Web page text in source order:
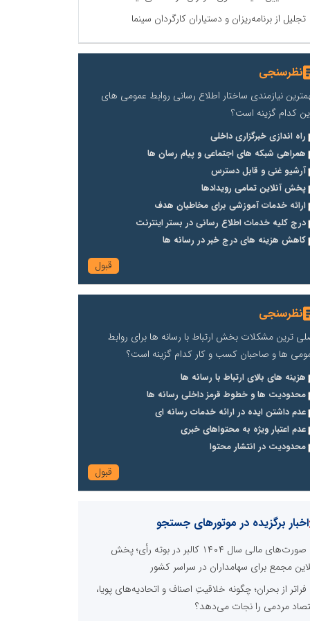
تجلیل از برنامه‌ریزان و دستیاران کارگردان سینما
نظرسنجی
نیازمندی ساختار اطلاع رسانی روابط عمومی های
کدام گزینه است؟
راه اندازی خبرگزاری داخلی
همراهی شبکه های اجتماعی و پیام رسان ها
آرشیو غنی و قابل دسترس
پخش آنلاین تمامی رویدادها
ارائه خدمات آموزشی برای مخاطیان هدف
درج کلیه خدمات اطلاع رسانی در بستر اینترنت
کاهش هزینه های درج خبر در رسانه ها
نظرسنجی
ترین مشکلات بخش ارتباط با رسانه ها برای روابط
ها و صاحبان کسب و کار کدام گزینه است؟
هزینه های بالای ارتباط با رسانه ها
محدودیت ها و خطوط قرمز داخلی رسانه ها
عدم داشتن ایده در ارائه خدمات رسانه ای
عدم اعتبار ویژه به محتواهای خبری
محدودیت در انتشار محتوا
اخبار برگزیده در موتورهای جستجو
صورت‌های مالی سال ۱۴۰۴ کالبر در بوته رأی؛ پخش
مجمع برای سهامداران در سراسر کشور
فراتر از بحران؛ چگونه خلاقیتِ اصناف و اتحادیه‌های پویا،
مردمی را نجات می‌دهد؟